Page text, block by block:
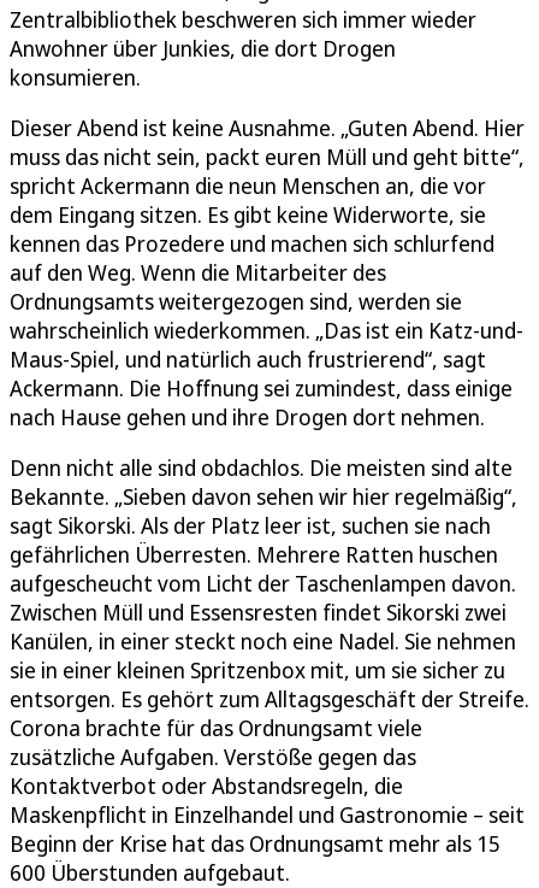
Zentralbibliothek beschweren sich immer wieder
Anwohner über Junkies, die dort Drogen
konsumieren.
Dieser Abend ist keine Ausnahme. „Guten Abend. Hier
muss das nicht sein, packt euren Müll und geht bitte“,
spricht Ackermann die neun Menschen an, die vor
dem Eingang sitzen. Es gibt keine Widerworte, sie
kennen das Prozedere und machen sich schlurfend
auf den Weg. Wenn die Mitarbeiter des
Ordnungsamts weitergezogen sind, werden sie
wahrscheinlich wiederkommen. „Das ist ein Katz-und-
Maus-Spiel, und natürlich auch frustrierend“, sagt
Ackermann. Die Hoffnung sei zumindest, dass einige
nach Hause gehen und ihre Drogen dort nehmen.
Denn nicht alle sind obdachlos. Die meisten sind alte
Bekannte. „Sieben davon sehen wir hier regelmäßig“,
sagt Sikorski. Als der Platz leer ist, suchen sie nach
gefährlichen Überresten. Mehrere Ratten huschen
aufgescheucht vom Licht der Taschenlampen davon.
Zwischen Müll und Essensresten findet Sikorski zwei
Kanülen, in einer steckt noch eine Nadel. Sie nehmen
sie in einer kleinen Spritzenbox mit, um sie sicher zu
entsorgen. Es gehört zum Alltagsgeschäft der Streife.
Corona brachte für das Ordnungsamt viele
zusätzliche Aufgaben. Verstöße gegen das
Kontaktverbot oder Abstandsregeln, die
Maskenpflicht in Einzelhandel und Gastronomie – seit
Beginn der Krise hat das Ordnungsamt mehr als 15
600 Überstunden aufgebaut.